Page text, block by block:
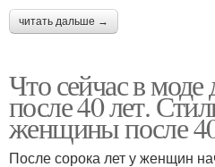
читать дальше →
Что сейчас в
после 40 лет.
женщины после
После сорока лет у женщин